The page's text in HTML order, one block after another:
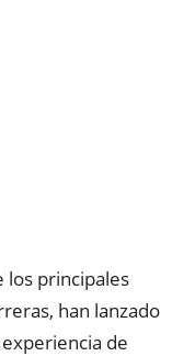
los principales
han lanzado
experiencia de